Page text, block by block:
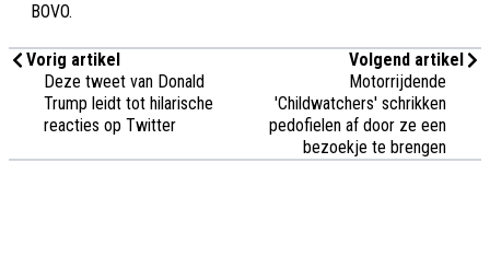
BOVO.
Vorig artikel
Deze tweet van Donald
Trump leidt tot hilarische
reacties op Twitter
Volgend artikel
Motorrijdende
'Childwatchers' schrikken
pedofielen af door ze een
bezoekje te brengen